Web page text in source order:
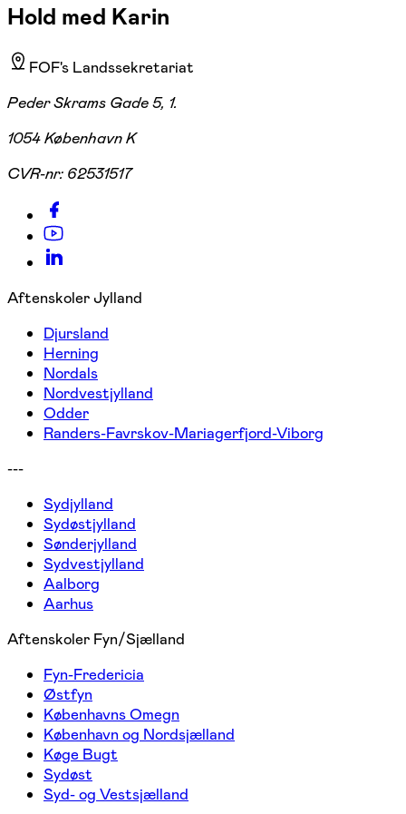
Hold med Karin
FOF's Landssekretariat
Peder Skrams Gade 5, 1.
1054 København K
CVR-nr: 62531517
Aftenskoler Jylland
Djursland
Herning
Nordals
Nordvestjylland
Odder
Randers-Favrskov-Mariagerfjord-Viborg
---
Sydjylland
Sydøstjylland
Sønderjylland
Sydvestjylland
Aalborg
Aarhus
Aftenskoler Fyn/Sjælland
Fyn-Fredericia
Østfyn
Københavns Omegn
København og Nordsjælland
Køge Bugt
Sydøst
Syd- og Vestsjælland